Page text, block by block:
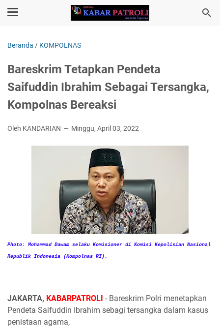
Beranda / KOMPOLNAS
Bareskrim Tetapkan Pendeta
Saifuddin Ibrahim Sebagai Tersangka,
Kompolnas Bereaksi
Oleh KANDARIAN Minggu, April 03, 2022
Photo: Mohammad Dawam selaku Komisioner di Komisi Kepolisian Nasional
Republik Indonesia (Kompolnas RI).
JAKARTA, KABARPATROLI - Bareskrim Polri menetapkan
Pendeta Saifuddin Ibrahim sebagi tersangka dalam kasus
penistaan agama,